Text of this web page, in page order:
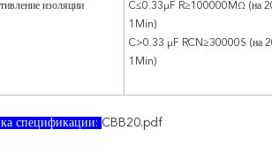
изоляции
C≤0.33μF R≥100000MΩ (на
1Min)
C>0.33 μF RCN≥30000S (на
1Min)
спецификации: CBB20.pdf